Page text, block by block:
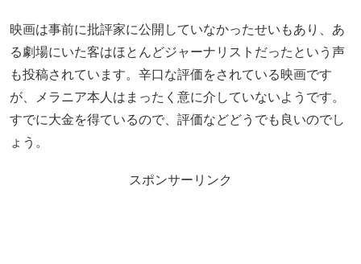
映画は事前に批評家に公開していなかったせいもあり、あ
る劇場にいた客はほとんどジャーナリストだったという声
も投稿されています。辛口な評価をされている映画です
が、メラニア本人はまったく意に介していないようです。
すでに大金を得ているので、評価などどうでも良いのでし
ょう。
スポンサーリンク